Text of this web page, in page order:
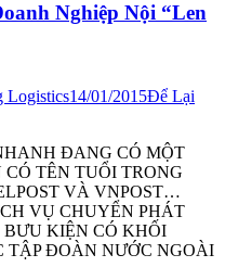
Nghiệp Nội “Len
Logistics14/01/2015Để Lại
ĐANG CÓ MỘT
TÊN TUỔI TRONG
VÀ VNPOST…
VỤ CHUYỂN PHÁT
KIỆN CÓ KHỐI
TẬP ĐOÀN NƯỚC NGOÀI